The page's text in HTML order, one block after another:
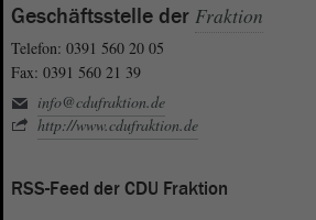
Geschäftsstelle der Fraktion
Telefon: 0391 560 20 05
Fax: 0391 560 21 39
info@cdufraktion.de
http://www.cdufraktion.de
RSS-Feed der CDU Fraktion